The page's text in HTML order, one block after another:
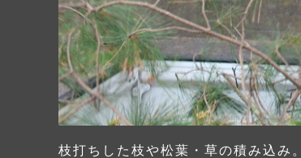
枝打ちした枝や松葉・草の積み込み。